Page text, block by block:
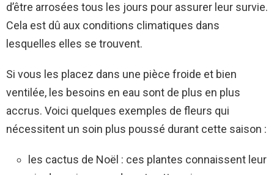
d’être arrosées tous les jours pour assurer leur survie.
Cela est dû aux conditions climatiques dans
lesquelles elles se trouvent.
Si vous les placez dans une pièce froide et bien
ventilée, les besoins en eau sont de plus en plus
accrus. Voici quelques exemples de fleurs qui
nécessitent un soin plus poussé durant cette saison :
les cactus de Noël : ces plantes connaissent leur